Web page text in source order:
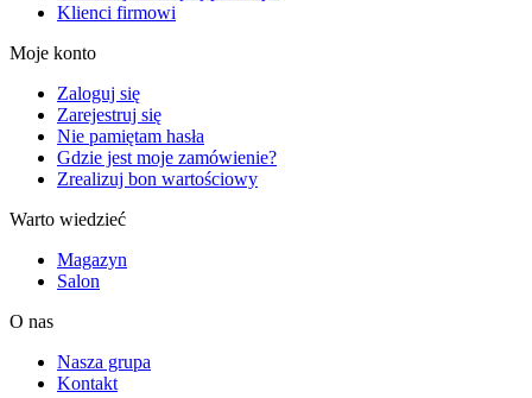
Klienci firmowi
Moje konto
Zaloguj się
Zarejestruj się
Nie pamiętam hasła
Gdzie jest moje zamówienie?
Zrealizuj bon wartościowy
Warto wiedzieć
Magazyn
Salon
O nas
Nasza grupa
Kontakt